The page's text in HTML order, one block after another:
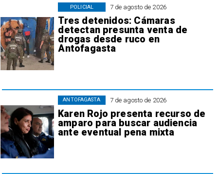
7 de agosto de 2026
Tres detenidos: Cámaras
detectan presunta venta de
drogas desde ruco en
Antofagasta
POLICIAL
7 de agosto de 2026
Karen Rojo presenta recurso de
amparo para buscar audiencia
ante eventual pena mixta
ANTOFAGASTA